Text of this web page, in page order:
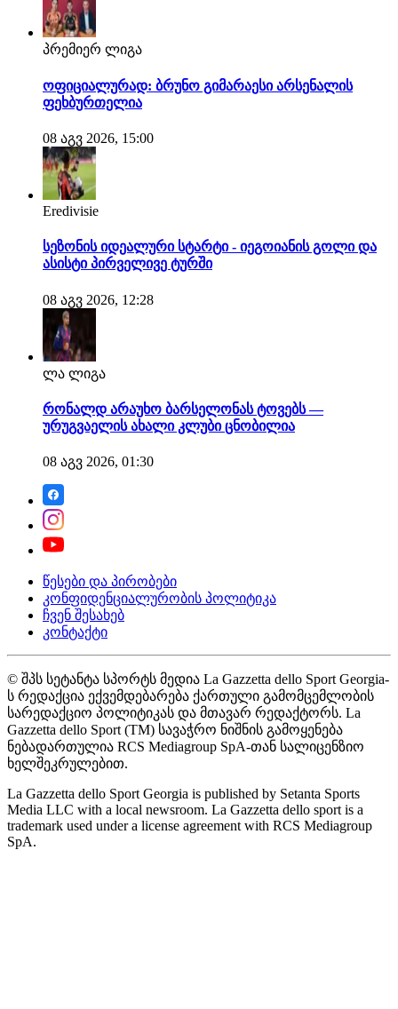
პრემიერ ლიგა
ოფიციალურად: ბრუნო გიმარაესი არსენალის
ფეხბურთელია
08 აგვ 2026, 15:00
Eredivisie
სეზონის იდეალური სტარტი - იეგოიანის გოლი და
ასისტი პირველივე ტურში
08 აგვ 2026, 12:28
ლა ლიგა
რონალდ არაუხო ბარსელონას ტოვებს —
ურუგვაელის ახალი კლუბი ცნობილია
08 აგვ 2026, 01:30
წესები და პირობები
კონფიდენციალურობის პოლიტიკა
ჩვენ შესახებ
კონტაქტი
© შპს სეტანტა სპორტს მედია La Gazzetta dello Sport Georgia-
ს რედაქცია ექვემდებარება ქართული გამომცემლობის
სარედაქციო პოლიტიკას და მთავარ რედაქტორს. La
Gazzetta dello Sport (TM) სავაჭრო ნიშნის გამოყენება
ნებადართულია RCS Mediagroup SpA-თან სალიცენზიო
ხელშეკრულებით.
La Gazzetta dello Sport Georgia is published by Setanta Sports
Media LLC with a local newsroom. La Gazzetta dello sport is a
trademark used under a license agreement with RCS Mediagroup
SpA.